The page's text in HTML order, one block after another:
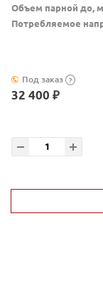
Объем парной до,
Потребляемое
Под заказ ?
32 400 ₽